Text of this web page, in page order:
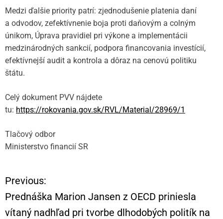
Medzi ďalšie priority patrí: zjednodušenie platenia daní
a odvodov, zefektívnenie boja proti daňovým a colným
únikom, Úprava pravidiel pri výkone a implementácii
medzinárodných sankcií, podpora financovania investícií,
efektívnejší audit a kontrola a dôraz na cenovú politiku
štátu.
Celý dokument PVV nájdete
tu: https://rokovania.gov.sk/RVL/Material/28969/1
Tlačový odbor
Ministerstvo financií SR
N
a
Previous:
Prednáška Marion Jansen z OECD priniesla
vítaný nadhľad pri tvorbe dlhodobých politík na